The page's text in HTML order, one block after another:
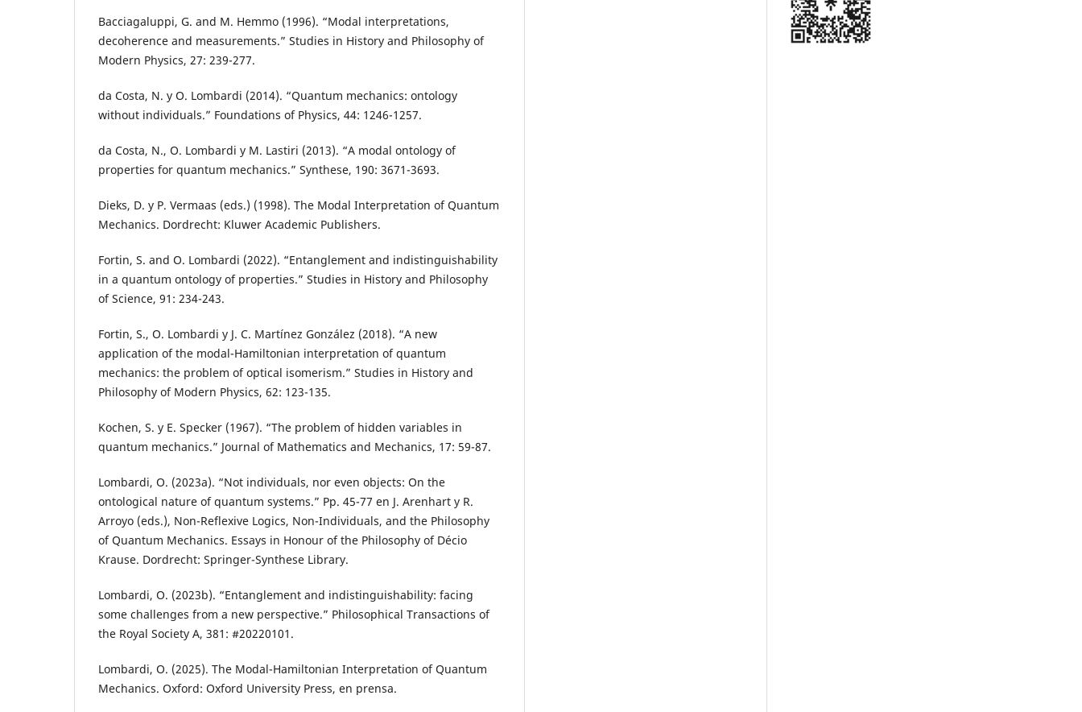
Bacciagaluppi, G. and M. Hemmo (1996). “Modal interpretations,
decoherence and measurements.” Studies in History and Philosophy of
Modern Physics, 27: 239-277.
da Costa, N. y O. Lombardi (2014). “Quantum mechanics: ontology
without individuals.” Foundations of Physics, 44: 1246-1257.
da Costa, N., O. Lombardi y M. Lastiri (2013). “A modal ontology of
properties for quantum mechanics.” Synthese, 190: 3671-3693.
Dieks, D. y P. Vermaas (eds.) (1998). The Modal Interpretation of Quantum
Mechanics. Dordrecht: Kluwer Academic Publishers.
Fortin, S. and O. Lombardi (2022). “Entanglement and indistinguishability
in a quantum ontology of properties.” Studies in History and Philosophy
of Science, 91: 234-243.
Fortin, S., O. Lombardi y J. C. Martínez González (2018). “A new
application of the modal-Hamiltonian interpretation of quantum
mechanics: the problem of optical isomerism.” Studies in History and
Philosophy of Modern Physics, 62: 123-135.
Kochen, S. y E. Specker (1967). “The problem of hidden variables in
quantum mechanics.” Journal of Mathematics and Mechanics, 17: 59-87.
Lombardi, O. (2023a). “Not individuals, nor even objects: On the
ontological nature of quantum systems.” Pp. 45-77 en J. Arenhart y R.
Arroyo (eds.), Non-Reflexive Logics, Non-Individuals, and the Philosophy
of Quantum Mechanics. Essays in Honour of the Philosophy of Décio
Krause. Dordrecht: Springer-Synthese Library.
Lombardi, O. (2023b). “Entanglement and indistinguishability: facing
some challenges from a new perspective.” Philosophical Transactions of
the Royal Society A, 381: #20220101.
Lombardi, O. (2025). The Modal-Hamiltonian Interpretation of Quantum
Mechanics. Oxford: Oxford University Press, en prensa.